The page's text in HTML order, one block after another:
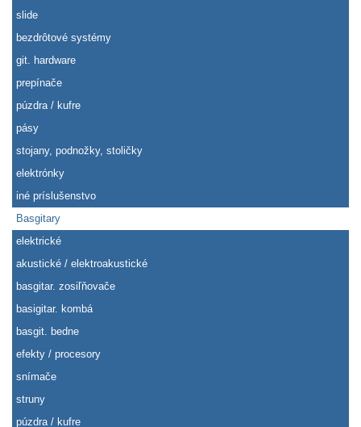
slide
bezdrôtové systémy
git. hardware
prepínače
púzdra / kufre
pásy
stojany, podnožky, stoličky
elektrónky
iné príslušenstvo
Basgitary
elektrické
akustické / elektroakustické
basgitar. zosiľňovače
basigitar. kombá
basgit. bedne
efekty / procesory
snímače
struny
púzdra / kufre